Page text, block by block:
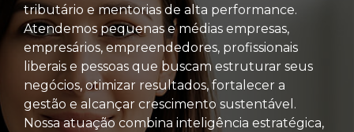
tributário e mentorias de alta performance.
Atendemos pequenas e médias empresas,
empresários, empreendedores, profissionais
liberais e pessoas que buscam estruturar seus
negócios, otimizar resultados, fortalecer a
gestão e alcançar crescimento sustentável.
Nossa atuação combina inteligência estratégica,